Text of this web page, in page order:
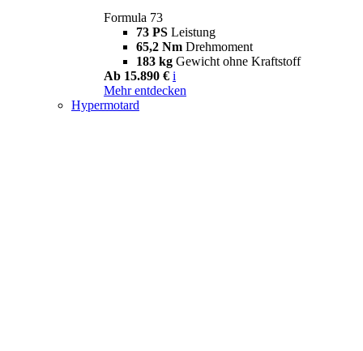
Formula 73
73 PS Leistung
65,2 Nm Drehmoment
183 kg Gewicht ohne Kraftstoff
Ab 15.890 € i
Mehr entdecken
Hypermotard